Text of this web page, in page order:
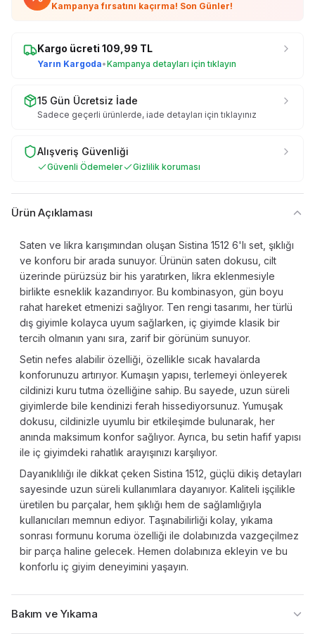
Kampanya fırsatını kaçırma! Son Günler!
Kargo ücreti 109,99 TL
Yarın Kargoda•Kampanya detayları için tıklayın
15 Gün Ücretsiz İade
Sadece geçerli ürünlerde, iade detayları için tıklayınız
Alışveriş Güvenliği
Güvenli Ödemeler Gizlilik koruması
Ürün Açıklaması
Saten ve likra karışımından oluşan Sistina 1512 6'lı set, şıklığı
ve konforu bir arada sunuyor. Ürünün saten dokusu, cilt
üzerinde pürüzsüz bir his yaratırken, likra eklenmesiyle
birlikte esneklik kazandırıyor. Bu kombinasyon, gün boyu
rahat hareket etmenizi sağlıyor. Ten rengi tasarımı, her türlü
dış giyimle kolayca uyum sağlarken, iç giyimde klasik bir
tercih olmanın yanı sıra, zarif bir görünüm sunuyor.
Setin nefes alabilir özelliği, özellikle sıcak havalarda
konforunuzu artırıyor. Kumaşın yapısı, terlemeyi önleyerek
cildinizi kuru tutma özelliğine sahip. Bu sayede, uzun süreli
giyimlerde bile kendinizi ferah hissediyorsunuz. Yumuşak
dokusu, cildinizle uyumlu bir etkileşimde bulunarak, her
anında maksimum konfor sağlıyor. Ayrıca, bu setin hafif yapısı
ile iç giyimdeki rahatlık arayışınızı karşılıyor.
Dayanıklılığı ile dikkat çeken Sistina 1512, güçlü dikiş detayları
sayesinde uzun süreli kullanımlara dayanıyor. Kaliteli işçilikle
üretilen bu parçalar, hem şıklığı hem de sağlamlığıyla
kullanıcıları memnun ediyor. Taşınabilirliği kolay, yıkama
sonrası formunu koruma özelliği ile dolabınızda vazgeçilmez
bir parça haline gelecek. Hemen dolabınıza ekleyin ve bu
konforlu iç giyim deneyimini yaşayın.
Bakım ve Yıkama